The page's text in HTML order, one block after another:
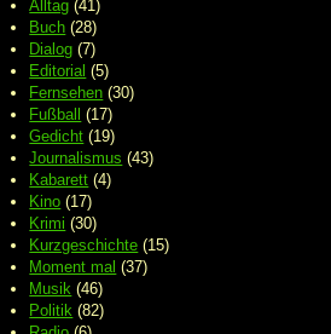
Alltag (41)
Buch (28)
Dialog (7)
Editorial (5)
Fernsehen (30)
Fußball (17)
Gedicht (19)
Journalismus (43)
Kabarett (4)
Kino (17)
Krimi (30)
Kurzgeschichte (15)
Moment mal (37)
Musik (46)
Politik (82)